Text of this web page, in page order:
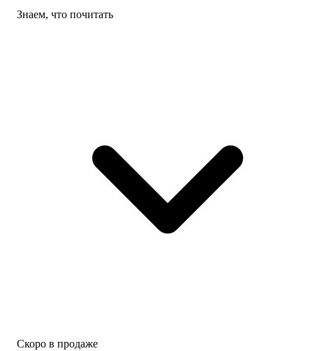
Знаем, что почитать
Скоро в продаже